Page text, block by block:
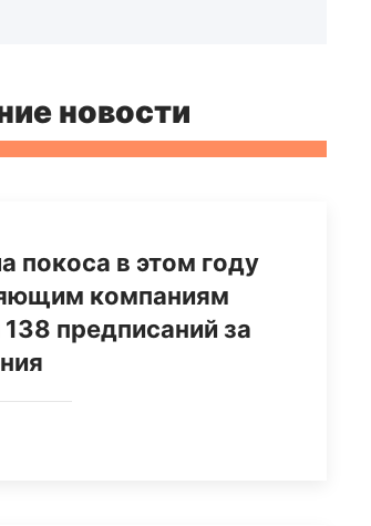
новости
покоса в этом году
компаниям
предписаний за